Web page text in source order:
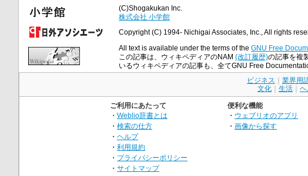
(C)Shogakukan Inc.
株式会社 小学館
Copyright (C) 1994- Nichigai Associates, Inc., All rights
All text is available under the terms of the GNU Free
この記事は、ウィキペディアのNAM (改訂履歴)の記事を複
いるウィキペディアの記事も、全てGNU Free
ビジネス 業界用
文化
生活 ヘ
ご利用にあたって
・ Weblio辞書とは
・ 検索の仕方
・ ヘルプ
・ 利用規約
・ プライバシーポリシー
・ サイトマップ
便利な機能
・ ウェブリオのアプリ
・ 画像から探す